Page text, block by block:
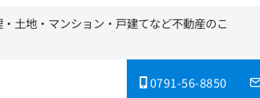
土地・マンション・戸建てなど不動産のこ
0791-56-8850